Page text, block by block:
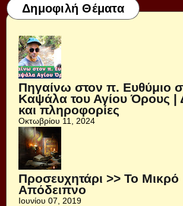
Δημοφιλή Θέματα
Πηγαίνω στον π. Ευθύμιο
Καψάλα του Αγίου Όρους |
και πληροφορίες
Οκτωβρίου 11, 2024
Προσευχητάρι >> Το Μικρό
Απόδειπνο
Ιουνίου 07, 2019